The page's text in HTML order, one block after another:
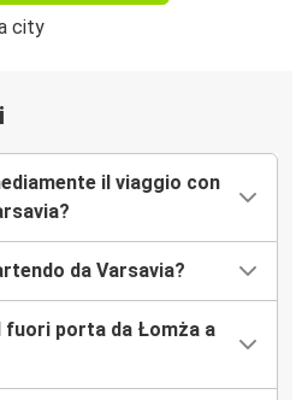
il viaggio con
da Varsavia?
fuori porta da Łomża a